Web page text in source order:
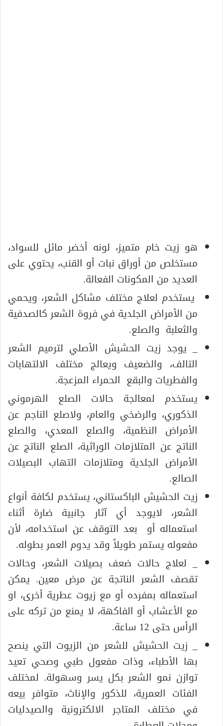
هو زيت خام متميز، لونه أخضر مائل للسواد،
مستخلص من أوراق نبات أو القنب، يحتوي على
العديد من المكونات الفعالة.
يستخدم لعلاج مختلف مشاكل الشعر، ويحمي
من الأمراض الجلدية في فروة الشعر كالصدفية
والثعلبة والصلع.
_ يوجد زيت الحشيش الأصلي لترميم الشعر
التالف، والضعيف ويعالج مختلف الالتهابات
والفطريات والبقع الحمراء المزعجة.
يستخدم لمعالجة حالات الصلع الهرموني
الذكوري، والرضخي والعام، ولاصلع الناجم عن
الأمراض النظمية، والصلع المعدي، والصلع
الناتج عن المتلازمات الوراثية، الصلع الناتج عن
الأمراض الجلدية ومتلازمات التهاب البصيلات
الصالع.
زيت الحشيش الباكستاني، يستخدم لكافة أنواع
الشعر، لايوجد أي آثار جانبية ضارة أثناء
استعماله أو بعد التوقف عن استخدامه، لأن
مفعوله يستمر طويلاً وقد يدوم العمر بطوله.
_ لعلاج حالات ضعف بصيلات الشعر، وحالات
تقصف الشعر الناتجة عن مرض معين. يمكن
استعماله بمفرده أو مع زيوت عطرية أخرى، او
مع الأعشاب أو الفاكهة، لا يمنع من تركه على
الرأس حتى 12 ساعة.
_ زيت الحشيش للشعر من الزيوت التي ينصح
بها الأطباء، وذات مفعول طبي وصحي تعيد
توازن نمو الشعر بكل يسر وسهولة. لمختلف
الفئات العمرية، للذكور والإناث، متوافر بيعه
في مختلف المتاجر الالكترونية والصيدليات